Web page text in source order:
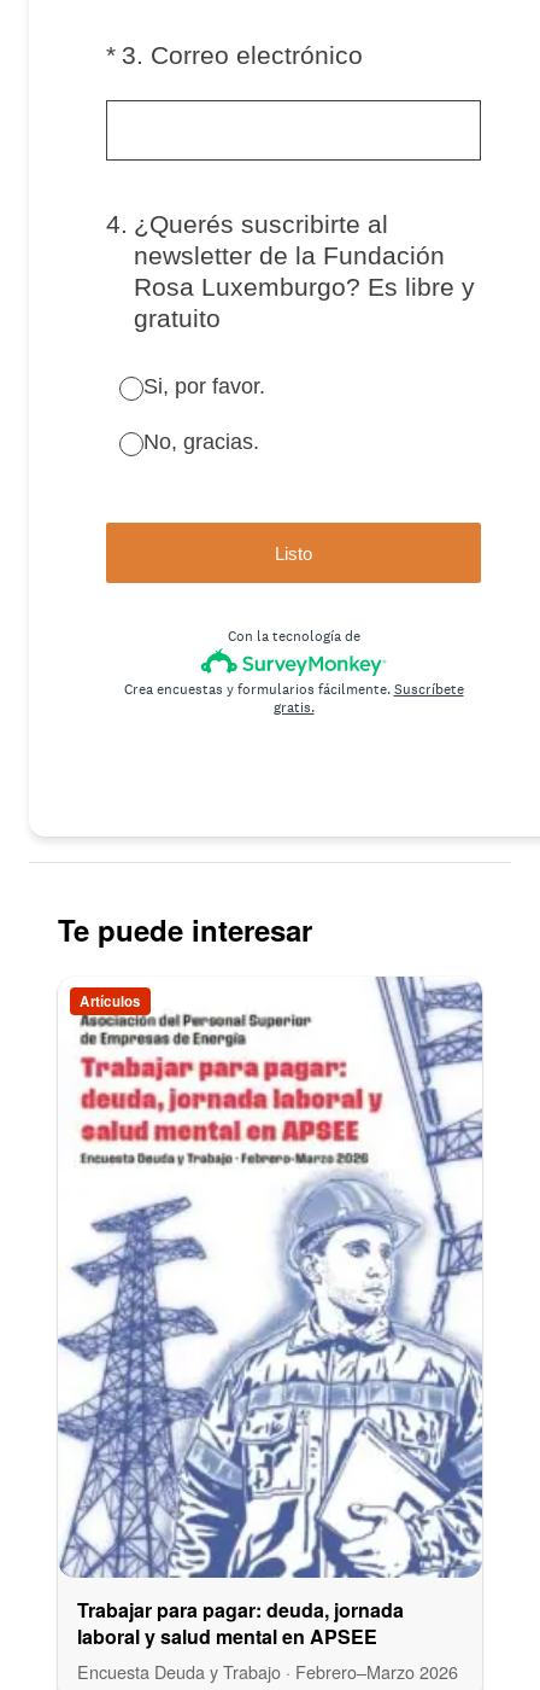
Te puede interesar
Artículos
Trabajar para pagar: deuda, jornada
laboral y salud mental en APSEE
Encuesta Deuda y Trabajo · Febrero–Marzo 2026